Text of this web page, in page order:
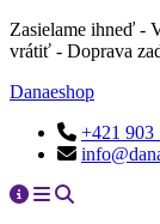
Zasielame ihneď -
vrátiť - Doprava
Danaeshop
+421 903